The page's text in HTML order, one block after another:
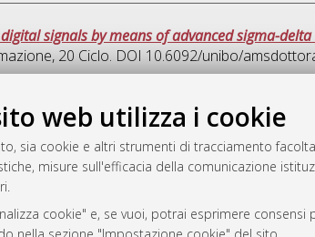
web utilizza i cookie
sia cookie e altri strumenti di tracciamento
misure sull'efficacia della comunicazione
cookie" e, se vuoi, potrai esprimere
signals by means of advanced sigma-
, 20 Ciclo. DOI 10.6092/unibo/
Questa
da